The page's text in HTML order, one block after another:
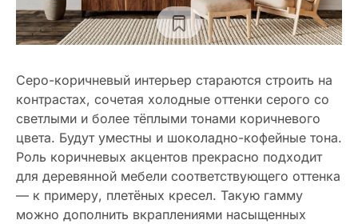
Серо-коричневый интерьер стараются строить на
контрастах, сочетая холодные оттенки серого со
светлыми и более тёплыми тонами коричневого
цвета. Будут уместны и шоколадно-кофейные тона.
Роль коричневых акцентов прекрасно подходит
для деревянной мебели соответствующего оттенка
— к примеру, плетёных кресел. Такую гамму
можно дополнить вкраплениями насыщенных